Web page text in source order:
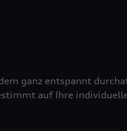
ganz entspannt
auf Ihre